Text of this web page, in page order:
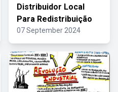
Distribuidor Local
Para Redistribuição
07 September 2024